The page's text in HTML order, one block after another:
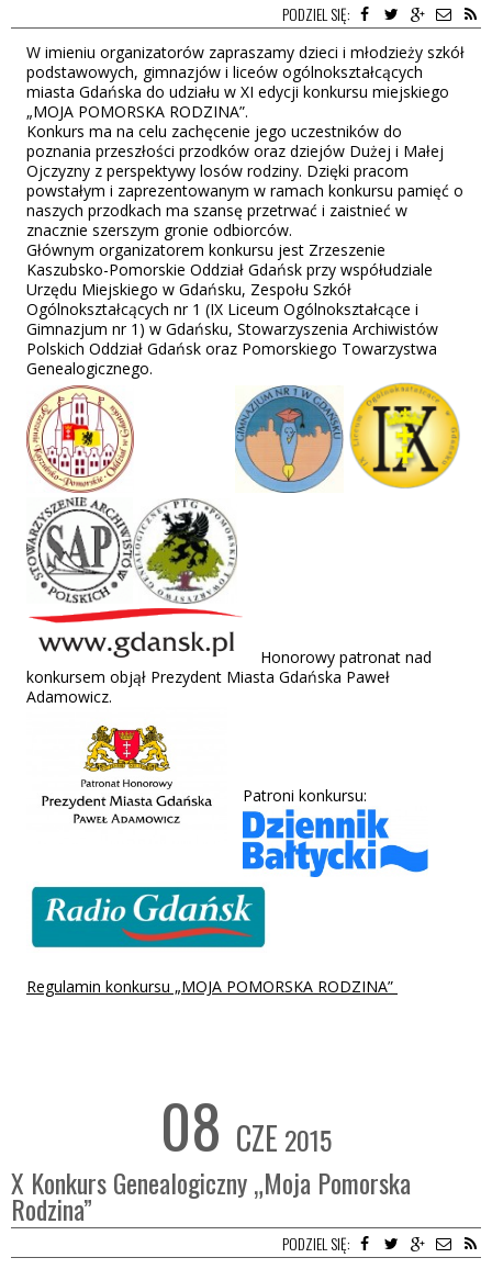
PODZIEL SIĘ:
W imieniu organizatorów zapraszamy dzieci i młodzieży szkół
podstawowych, gimnazjów i liceów ogólnokształcących
miasta Gdańska do udziału w XI edycji konkursu miejskiego
„MOJA POMORSKA RODZINA”.
Konkurs ma na celu zachęcenie jego uczestników do
poznania przeszłości przodków oraz dziejów Dużej i Małej
Ojczyzny z perspektywy losów rodziny. Dzięki pracom
powstałym i zaprezentowanym w ramach konkursu pamięć o
naszych przodkach ma szansę przetrwać i zaistnieć w
znacznie szerszym gronie odbiorców.
Głównym organizatorem konkursu jest Zrzeszenie
Kaszubsko-Pomorskie Oddział Gdańsk przy współudziale
Urzędu Miejskiego w Gdańsku, Zespołu Szkół
Ogólnokształcących nr 1 (IX Liceum Ogólnokształcące i
Gimnazjum nr 1) w Gdańsku, Stowarzyszenia Archiwistów
Polskich Oddział Gdańsk oraz Pomorskiego Towarzystwa
Genealogicznego.
Honorowy patronat nad
konkursem objął Prezydent Miasta Gdańska Paweł
Adamowicz.
Patroni konkursu:
Regulamin konkursu „MOJA POMORSKA RODZINA”
08 CZE 2015
X Konkurs Genealogiczny „Moja Pomorska
Rodzina”
PODZIEL SIĘ: